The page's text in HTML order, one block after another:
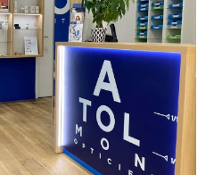
21 Rue Louis Calmel,
- 19h00